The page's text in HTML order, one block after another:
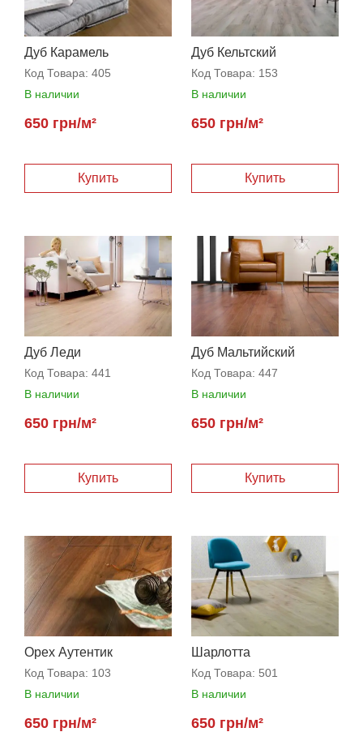
Дуб Карамель
Код Товара: 405
В наличии
650 грн/м²
Дуб Кельтский
Код Товара: 153
В наличии
650 грн/м²
Дуб Леди
Код Товара: 441
В наличии
650 грн/м²
Дуб Мальтийский
Код Товара: 447
В наличии
650 грн/м²
Орех Аутентик
Код Товара: 103
В наличии
650 грн/м²
Шарлотта
Код Товара: 501
В наличии
650 грн/м²